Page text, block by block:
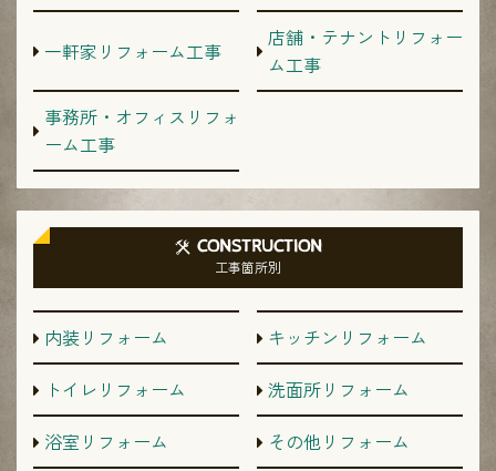
一軒家リフォーム工事
店舗・テナントリフォー
ム工事
事務所・オフィスリフォ
ーム工事
CONSTRUCTION
工事箇所別
内装リフォーム
キッチンリフォーム
トイレリフォーム
洗面所リフォーム
浴室リフォーム
その他リフォーム